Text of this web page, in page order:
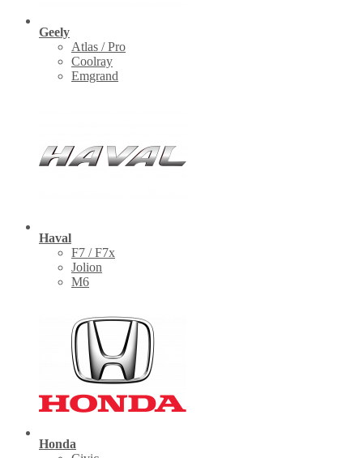
Geely
Atlas / Pro
Coolray
Emgrand
Haval
F7 / F7x
Jolion
M6
Honda